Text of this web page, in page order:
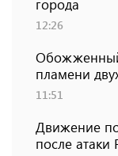
города
12:26
Обожженный
пламени
11:51
Движение
после атаки